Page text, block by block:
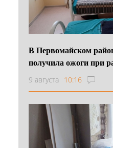
В Первомайском
получила ожоги при
9 августа 10:16